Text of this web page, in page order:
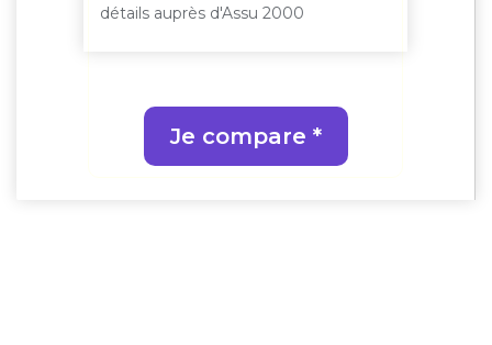
détails auprès d'Assu 2000
Je compare *